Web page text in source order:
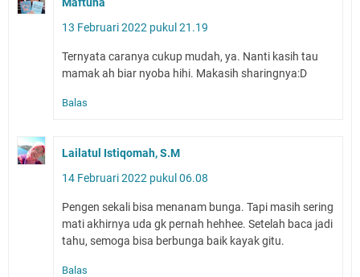
13 Februari 2022 pukul 21.19
Ternyata caranya cukup mudah, ya. Nanti kasih tau
mamak ah biar nyoba hihi. Makasih sharingnya:D
Balas
Lailatul Istiqomah, S.M
14 Februari 2022 pukul 06.08
Pengen sekali bisa menanam bunga. Tapi masih sering
mati akhirnya uda gk pernah hehhee. Setelah baca jadi
tahu, semoga bisa berbunga baik kayak gitu.
Balas